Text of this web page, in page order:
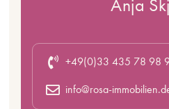
Anja
+49(0)33 435 78 98
info@rosa-